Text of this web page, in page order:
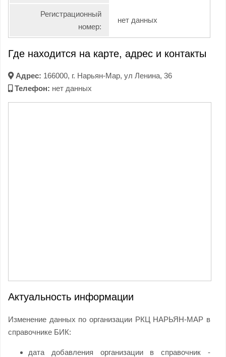
Регистрационный
номер:
нет данных
Где находится на карте, адрес и контакты
Адрес: 166000, г. Нарьян-Мар, ул Ленина, 36
Телефон: нет данных
Актуальность информации
Изменение данных по организации РКЦ НАРЬЯН-МАР в
справочнике БИК:
дата добавления организации в справочник -